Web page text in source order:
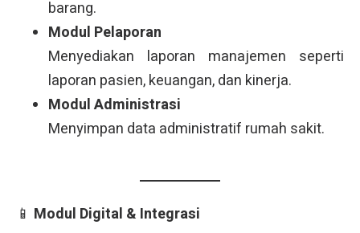
barang.
Modul Pelaporan
Menyediakan laporan manajemen seperti
laporan pasien, keuangan, dan kinerja.
Modul Administrasi
Menyimpan data administratif rumah sakit.
📱 Modul Digital & Integrasi